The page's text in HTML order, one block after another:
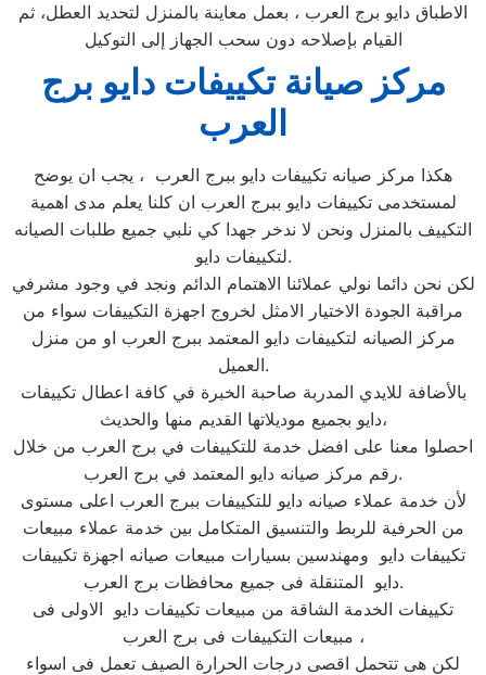
الاطباق دايو برج العرب ، بعمل معاينة بالمنزل لتحديد العطل، ثم
القيام بإصلاحه دون سحب الجهاز إلى التوكيل
مركز صيانة تكييفات دايو برج
العرب
هكذا مركز صيانه تكييفات دايو ببرج العرب ، يجب ان يوضح
لمستخدمى تكييفات دايو ببرج العرب ان كلنا يعلم مدى اهمية
التكييف بالمنزل ونحن لا ندخر جهدا كي نلبي جميع طلبات الصيانه
لتكييفات دايو.
لكن نحن دائما نولي عملائنا الاهتمام الدائم ونجد في وجود مشرفي
مراقبة الجودة الاختيار الامثل لخروج اجهزة التكييفات سواء من
مركز الصيانه لتكييفات دايو المعتمد ببرج العرب او من منزل
العميل.
بالأضافة للايدي المدربة صاحبة الخبرة في كافة اعطال تكييفات
دايو بجميع موديلاتها القديم منها والحديث،
احصلوا معنا على افضل خدمة للتكييفات في برج العرب من خلال
رقم مركز صيانه دايو المعتمد في برج العرب.
لأن خدمة عملاء صيانه دايو للتكييفات ببرج العرب اعلى مستوى
من الحرفية للربط والتنسيق المتكامل بين خدمة عملاء مبيعات
تكييفات دايو ومهندسين بسيارات مبيعات صيانه اجهزة تكييفات
دايو المتنقلة فى جميع محافظات برج العرب.
تكييفات الخدمة الشاقة من مبيعات تكييفات دايو الاولى فى
مبيعات التكييفات فى برج العرب ،
لكن هى تتحمل اقصى درجات الحرارة الصيف تعمل فى اسواء